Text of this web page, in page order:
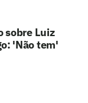
sobre Luiz
'Não tem'